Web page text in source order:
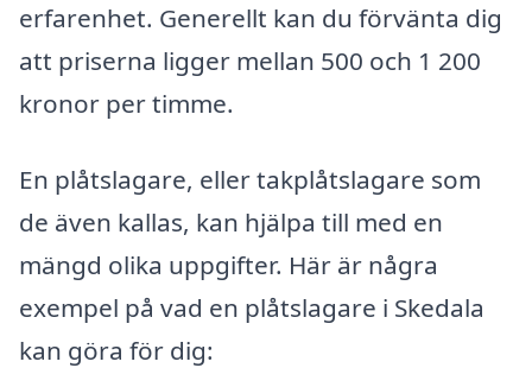
erfarenhet. Generellt kan du förvänta dig
att priserna ligger mellan 500 och 1 200
kronor per timme.
En plåtslagare, eller takplåtslagare som
de även kallas, kan hjälpa till med en
mängd olika uppgifter. Här är några
exempel på vad en plåtslagare i Skedala
kan göra för dig: